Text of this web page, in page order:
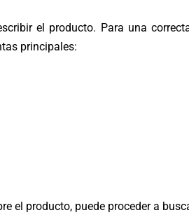
el producto. Para una
principales:
el producto, puede proceder a